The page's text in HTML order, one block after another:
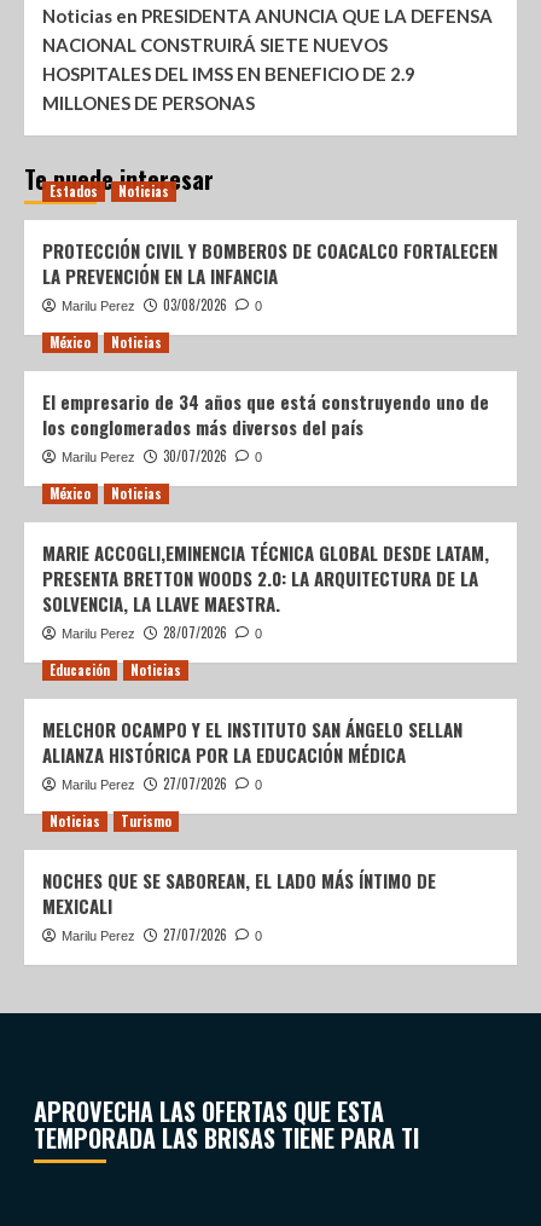
Noticias en PRESIDENTA ANUNCIA QUE LA DEFENSA
NACIONAL CONSTRUIRÁ SIETE NUEVOS
HOSPITALES DEL IMSS EN BENEFICIO DE 2.9
MILLONES DE PERSONAS
Te puede interesar
Estados Noticias
PROTECCIÓN CIVIL Y BOMBEROS DE COACALCO FORTALECEN
LA PREVENCIÓN EN LA INFANCIA
Marilu Perez 03/08/2026 0
México Noticias
El empresario de 34 años que está construyendo uno de
los conglomerados más diversos del país
Marilu Perez 30/07/2026 0
México Noticias
MARIE ACCOGLI,EMINENCIA TÉCNICA GLOBAL DESDE LATAM,
PRESENTA BRETTON WOODS 2.0: LA ARQUITECTURA DE LA
SOLVENCIA, LA LLAVE MAESTRA.
Marilu Perez 28/07/2026 0
Educación Noticias
MELCHOR OCAMPO Y EL INSTITUTO SAN ÁNGELO SELLAN
ALIANZA HISTÓRICA POR LA EDUCACIÓN MÉDICA
Marilu Perez 27/07/2026 0
Noticias Turismo
NOCHES QUE SE SABOREAN, EL LADO MÁS ÍNTIMO DE
MEXICALI
Marilu Perez 27/07/2026 0
APROVECHA LAS OFERTAS QUE ESTA
TEMPORADA LAS BRISAS TIENE PARA TI